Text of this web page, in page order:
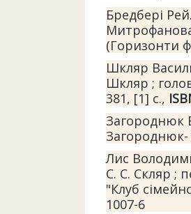
Бредбері Рей.
(Горизонти
Шкляр
Шкляр ;
381, [1] с.,
Загороднюк
Загороднюк-
Лис
С. С. Скляр ;
"Клуб
1007-6